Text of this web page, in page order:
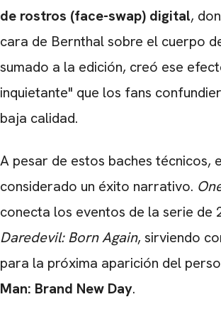
de rostros (face-swap) digital,
cara de Bernthal sobre el cuerpo
sumado a la edición, creó ese
inquietante" que los fans
baja calidad.
A pesar de estos baches técnicos,
considerado un éxito narrativo.
conecta los eventos de la serie de
Daredevil: Born Again, sirviendo
para la próxima aparición del
Man: Brand New Day.